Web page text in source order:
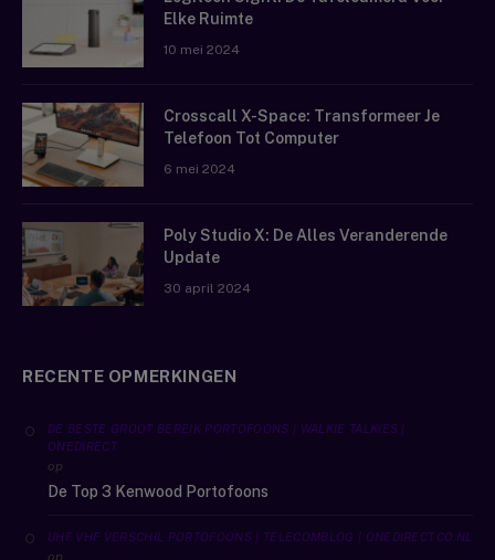
Elke Ruimte
10 mei 2024
Crosscall X-Space: Transformeer Je
Telefoon Tot Computer
6 mei 2024
Poly Studio X: De Alles Veranderende
Update
30 april 2024
RECENTE OPMERKINGEN
DE BESTE GROOT BEREIK PORTOFOONS | WALKIE TALKIES |
ONEDIRECT
op
De Top 3 Kenwood Portofoons
UHF VHF VERSCHIL PORTOFOONS | TELECOMBLOG | ONEDIRECT.CO.NL
op